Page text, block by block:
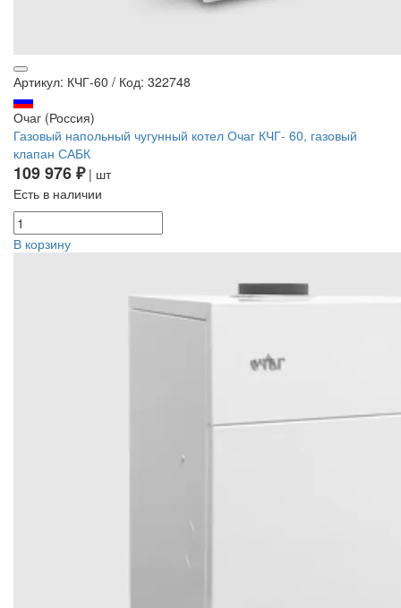
Артикул: КЧГ-60 / Код: 322748
Очаг (Россия)
Газовый напольный чугунный котел Очаг КЧГ- 60, газовый
клапан САБК
109 976 ₽| шт
Есть в наличии
В корзину